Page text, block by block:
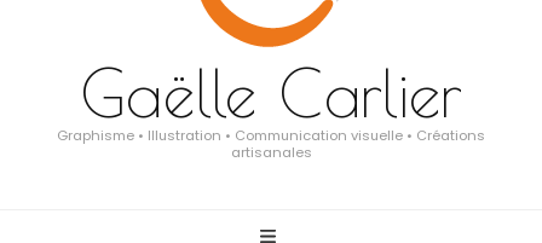
Gaëlle Carlier
Graphisme • Illustration • Communication visuelle • Créations
artisanales